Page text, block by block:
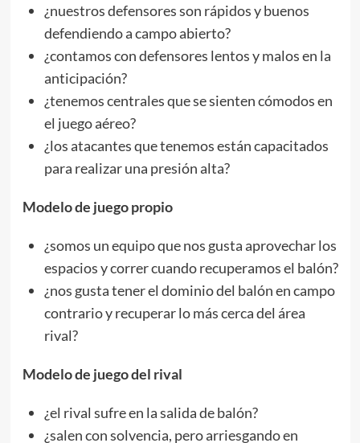
¿nuestros defensores son rápidos y buenos
defendiendo a campo abierto?
¿contamos con defensores lentos y malos en la
anticipación?
¿tenemos centrales que se sienten cómodos en
el juego aéreo?
¿los atacantes que tenemos están capacitados
para realizar una presión alta?
Modelo de juego propio
¿somos un equipo que nos gusta aprovechar los
espacios y correr cuando recuperamos el balón?
¿nos gusta tener el dominio del balón en campo
contrario y recuperar lo más cerca del área
rival?
Modelo de juego del rival
¿el rival sufre en la salida de balón?
¿salen con solvencia, pero arriesgando en